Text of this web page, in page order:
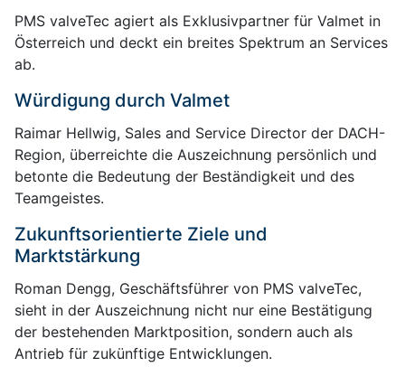
PMS valveTec agiert als Exklusivpartner für Valmet in
Österreich und deckt ein breites Spektrum an Services
ab.
Würdigung durch Valmet
Raimar Hellwig, Sales and Service Director der DACH-
Region, überreichte die Auszeichnung persönlich und
betonte die Bedeutung der Beständigkeit und des
Teamgeistes.
Zukunftsorientierte Ziele und
Marktstärkung
Roman Dengg, Geschäftsführer von PMS valveTec,
sieht in der Auszeichnung nicht nur eine Bestätigung
der bestehenden Marktposition, sondern auch als
Antrieb für zukünftige Entwicklungen.